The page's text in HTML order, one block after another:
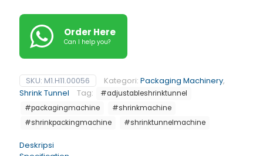
Order Here
Can I help you?
SKU: M1.H11.00056 Kategori: Packaging Machinery,
Shrink Tunnel
Tag:
#adjustableshrinktunnel
#packagingmachine
#shrinkmachine
#shrinkpackingmachine
#shrinktunnelmachine
Deskripsi